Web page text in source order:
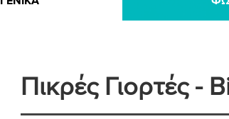
Πικρές Γιορτές -